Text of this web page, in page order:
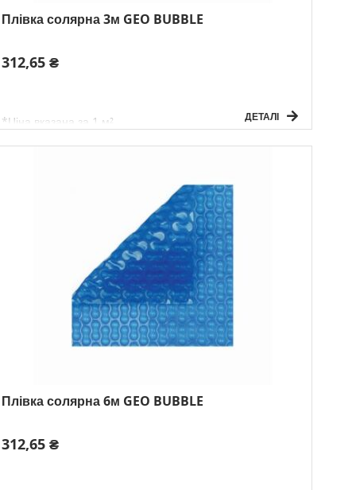
Плівка солярна 3м GEO BUBBLE
312,65 ₴
*Ціна вказана за 1 м² ДЕТАЛІ
Плівка солярна 6м GEO BUBBLE
312,65 ₴